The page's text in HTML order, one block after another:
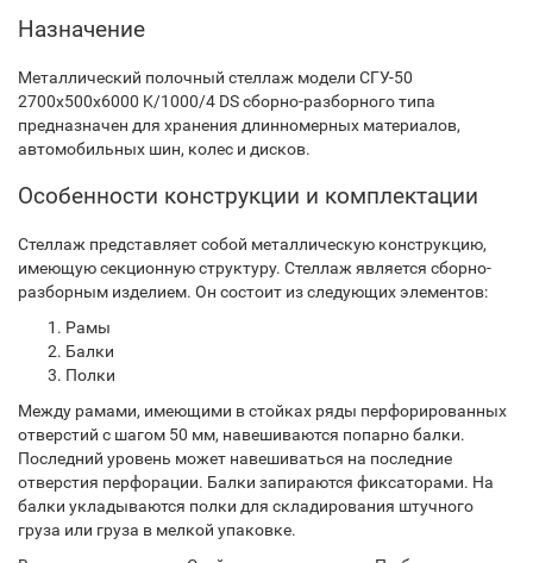
Назначение
Металлический полочный стеллаж модели СГУ-50
2700х500х6000 K/1000/4 DS сборно-разборного типа
предназначен для хранения длинномерных материалов,
автомобильных шин, колес и дисков.
Особенности конструкции и комплектации
Стеллаж представляет собой металлическую конструкцию,
имеющую секционную структуру. Стеллаж является сборно-
разборным изделием. Он состоит из следующих элементов:
Рамы
Балки
Полки
Между рамами, имеющими в стойках ряды перфорированных
отверстий с шагом 50 мм, навешиваются попарно балки.
Последний уровень может навешиваться на последние
отверстия перфорации. Балки запираются фиксаторами. На
балки укладываются полки для складирования штучного
груза или груза в мелкой упаковке.